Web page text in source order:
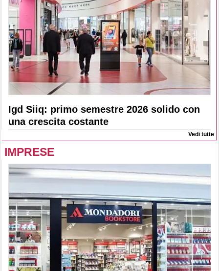
Igd Siiq: primo semestre 2026 solido con
una crescita costante
Vedi tutte
IMPRESE